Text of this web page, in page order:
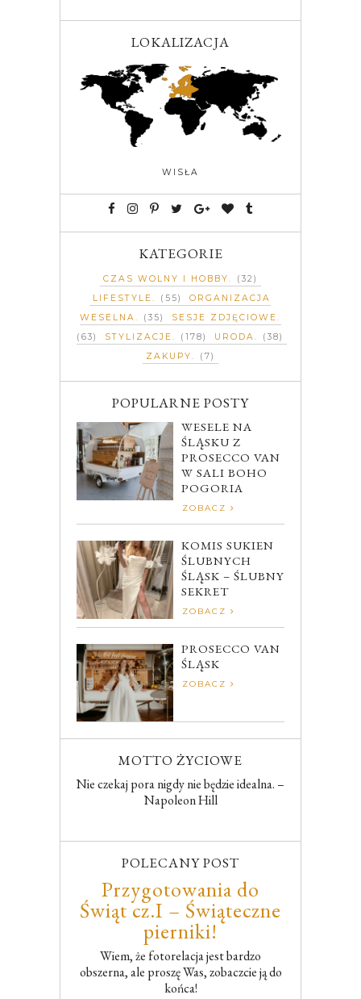
LOKALIZACJA
WISŁA
KATEGORIE
CZAS WOLNY I HOBBY
(32)
LIFESTYLE
(55)
ORGANIZACJA
WESELNA
(35)
SESJE ZDJĘCIOWE
(63)
STYLIZACJE (178) URODA
(38)
ZAKUPY
(7)
POPULARNE POSTY
WESELE NA
ŚLĄSKU Z
PROSECCO VAN
W SALI BOHO
POGORIA
ZOBACZ
KOMIS SUKIEN
ŚLUBNYCH
ŚLĄSK – ŚLUBNY
SEKRET
ZOBACZ
PROSECCO VAN
ŚLĄSK
ZOBACZ
MOTTO ŻYCIOWE
Nie czekaj pora nigdy nie będzie idealna. –
Napoleon Hill
POLECANY POST
Przygotowania do
Świąt cz.I – Świąteczne
pierniki!
Wiem, że fotorelacja jest bardzo
obszerna, ale proszę Was, zobaczcie ją do
końca!